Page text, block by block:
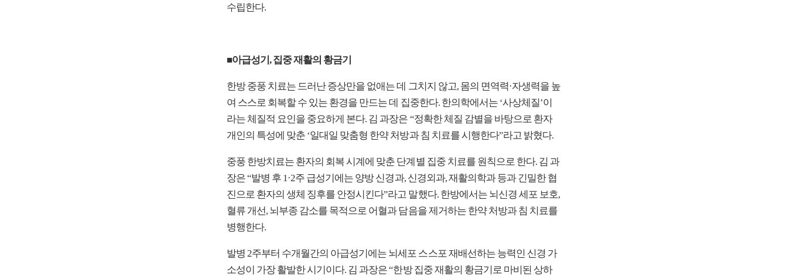
수립한다.
■아급성기, 집중 재활의 황금기
한방 중풍 치료는 드러난 증상만을 없애는 데 그치지 않고, 몸의 면역력·자생력을 높
여 스스로 회복할 수 있는 환경을 만드는 데 집중한다. 한의학에서는 ‘사상체질’이
라는 체질적 요인을 중요하게 본다. 김 과장은 “정확한 체질 감별을 바탕으로 환자
개인의 특성에 맞춘 ‘일대일 맞춤형 한약 처방과 침 치료를 시행한다”라고 밝혔다.
중풍 한방치료는 환자의 회복 시계에 맞춘 단계별 집중 치료를 원칙으로 한다. 김 과
장은 “발병 후 1·2주 급성기에는 양방 신경과, 신경외과, 재활의학과 등과 긴밀한 협
진으로 환자의 생체 징후를 안정시킨다”라고 말했다. 한방에서는 뇌신경 세포 보호,
혈류 개선, 뇌부종 감소를 목적으로 어혈과 담음을 제거하는 한약 처방과 침 치료를
병행한다.
발병 2주부터 수개월간의 아급성기에는 뇌세포 스스포 재배선하는 능력인 신경 가
소성이 가장 활발한 시기이다. 김 과장은 “한방 집중 재활의 황금기로 마비된 상하